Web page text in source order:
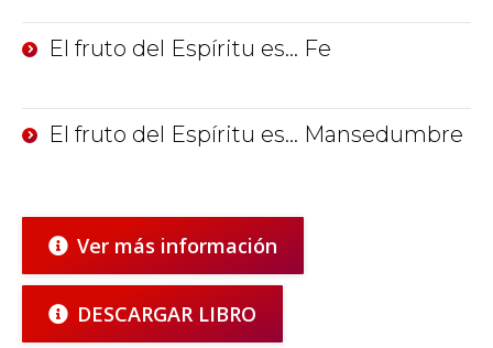
El fruto del Espíritu es… Fe
El fruto del Espíritu es… Mansedumbre
Ver más información
DESCARGAR LIBRO